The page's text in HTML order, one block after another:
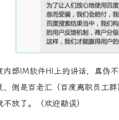
内部IM软件HI上的讲话，真伪
，倒是百老汇（百度离职员工
放了。（欢迎勘误）